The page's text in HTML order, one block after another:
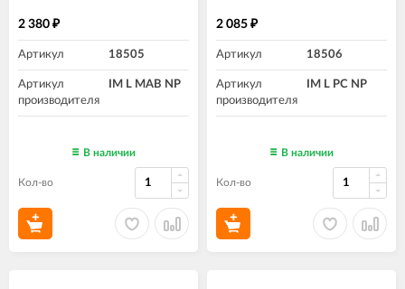
2 380 ₽
Артикул 18505
Артикул
производителя
IM L MAB NP
В наличии
Кол-во
2 085 ₽
Артикул 18506
Артикул
производителя
IM L PC NP
В наличии
Кол-во